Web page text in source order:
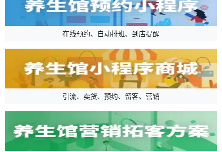
在线预约、自动排班、到店提醒
引流、卖货、预约、留客、营销